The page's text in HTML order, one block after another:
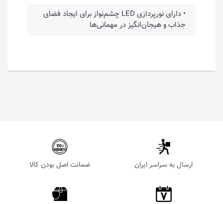
• دارای نورپردازی LED چشم‌نواز برای ایجاد فضای
جذاب و هیجان‌انگیز در مهمانی‌ها
ارسال به سراسر ایران ضمانت اصل بودن کالا